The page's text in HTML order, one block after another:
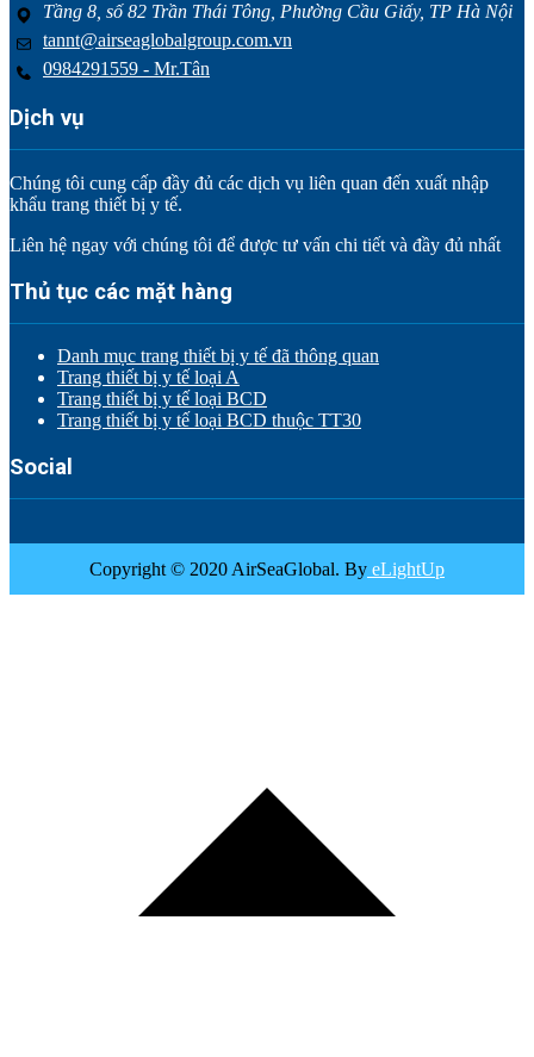
Tầng 8, số 82 Trần Thái Tông, Phường Cầu Giấy, TP Hà Nội
tannt@airseaglobalgroup.com.vn
0984291559 - Mr.Tân
Dịch vụ
Chúng tôi cung cấp đầy đủ các dịch vụ liên quan đến xuất nhập
khẩu trang thiết bị y tế.
Liên hệ ngay với chúng tôi để được tư vấn chi tiết và đầy đủ nhất
Thủ tục các mặt hàng
Danh mục trang thiết bị y tế đã thông quan
Trang thiết bị y tế loại A
Trang thiết bị y tế loại BCD
Trang thiết bị y tế loại BCD thuộc TT30
Social
Copyright © 2020 AirSeaGlobal. By eLightUp